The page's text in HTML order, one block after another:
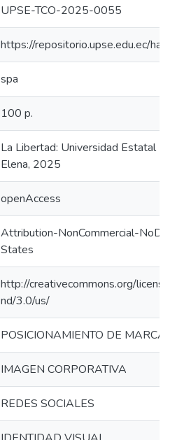
UPSE-TCO-2025-0055
https://repositorio.upse.edu.ec/
spa
100 p.
La Libertad: Universidad Estatal
Elena, 2025
openAccess
Attribution-NonCommercial-
States
http://creativecommons.org/
nd/3.0/us/
POSICIONAMIENTO DE MARCA
IMAGEN CORPORATIVA
REDES SOCIALES